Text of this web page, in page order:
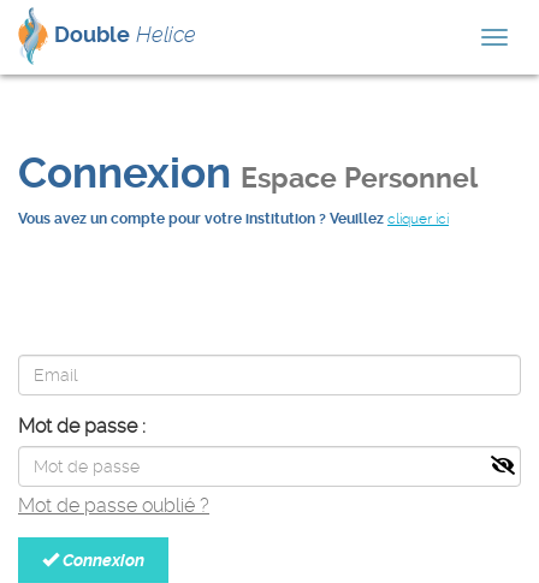
Double Helice
Connexion Espace Personnel
Vous avez un compte pour votre institution ? Veuillez cliquer ici
Mot de passe :
Mot de passe oublié ?
Connexion